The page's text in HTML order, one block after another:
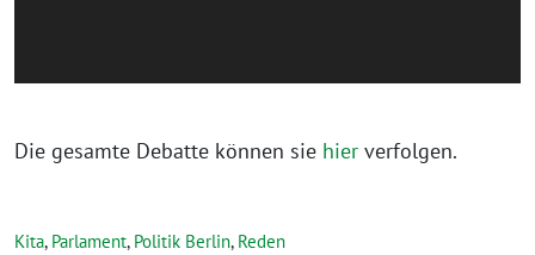
Die gesamte Debatte können sie hier verfolgen.
Kita, Parlament, Politik Berlin, Reden